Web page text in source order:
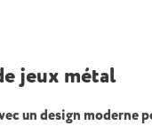
jeux métal
un design moderne